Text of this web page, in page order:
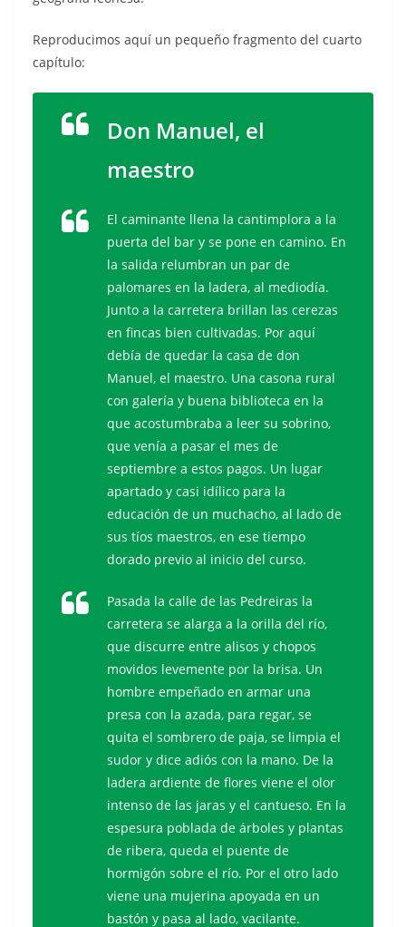
Reproducimos aquí un pequeño fragmento del cuarto
capítulo:
Don Manuel, el
maestro
El caminante llena la cantimplora a la
puerta del bar y se pone en camino. En
la salida relumbran un par de
palomares en la ladera, al mediodía.
Junto a la carretera brillan las cerezas
en fincas bien cultivadas. Por aquí
debía de quedar la casa de don
Manuel, el maestro. Una casona rural
con galería y buena biblioteca en la
que acostumbraba a leer su sobrino,
que venía a pasar el mes de
septiembre a estos pagos. Un lugar
apartado y casi idílico para la
educación de un muchacho, al lado de
sus tíos maestros, en ese tiempo
dorado previo al inicio del curso.
Pasada la calle de las Pedreiras la
carretera se alarga a la orilla del río,
que discurre entre alisos y chopos
movidos levemente por la brisa. Un
hombre empeñado en armar una
presa con la azada, para regar, se
quita el sombrero de paja, se limpia el
sudor y dice adiós con la mano. De la
ladera ardiente de flores viene el olor
intenso de las jaras y el cantueso. En la
espesura poblada de árboles y plantas
de ribera, queda el puente de
hormigón sobre el río. Por el otro lado
viene una mujerina apoyada en un
bastón y pasa al lado, vacilante.